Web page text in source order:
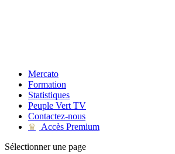
Mercato
Formation
Statistiques
Peuple Vert TV
Contactez-nous
♛
Accès Premium
Sélectionner une page